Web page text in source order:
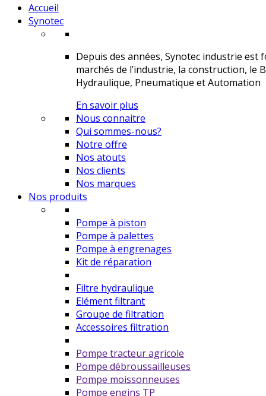
Accueil
Synotec
Depuis des années, Synotec industrie
marchés de l’industrie, la construction, le
Hydraulique, Pneumatique et Automation
En savoir plus
Nous connaitre
Qui sommes-nous?
Notre offre
Nos atouts
Nos clients
Nos marques
Nos produits
Pompe à piston
Pompe à palettes
Pompe à engrenages
Kit de réparation
Filtre hydraulique
Elément filtrant
Groupe de filtration
Accessoires filtration
Pompe tracteur agricole
Pompe débroussailleuses
Pompe moissonneuses
Pompe engins TP